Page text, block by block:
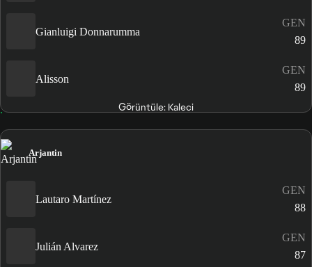
Gianluigi Donnarumma
GEN
89
Alisson
GEN
89
Görüntüle: Kaleci
Arjantin
Lautaro Martínez
GEN
88
Julián Alvarez
GEN
87